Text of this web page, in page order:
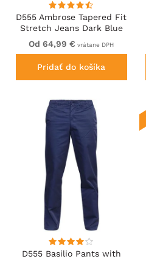
D555 Ambrose Tapered Fit
Stretch Jeans Dark Blue
Od 64,99 € vrátane DPH
Pridať do košíka
D555 Basilio Pants with